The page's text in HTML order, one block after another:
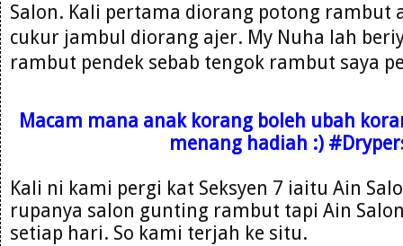
Salon. Kali pertama diorang potong rambut
cukur jambul diorang ajer. My Nuha lah
rambut pendek sebab tengok rambut saya
Macam mana anak korang boleh ubah
menang hadiah :)
Kali ni kami pergi kat Seksyen 7 iaitu Ain
rupanya salon gunting rambut tapi Ain
setiap hari. So kami terjah ke situ.